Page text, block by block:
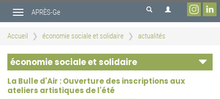
contenu
Toggle
navigation
APRÈS-Ge
Accueil économie sociale et solidaire actualités
économie sociale et solidaire
La Bulle d'Air : Ouverture des inscriptions aux
ateliers artistiques de l'été